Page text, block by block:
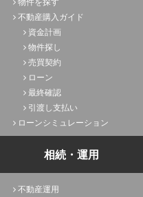
不動産購入ガイド
資金計画
物件探し
売買契約
ローン
最終確認
引渡し支払い
ローンシミュレーション
相続・運用
不動産運用